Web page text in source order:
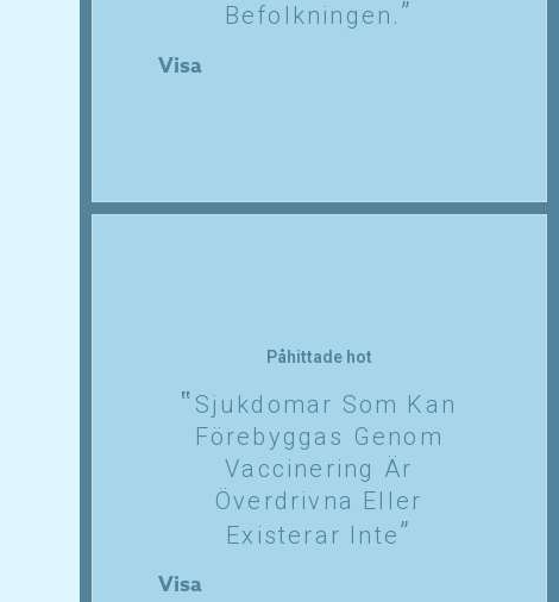
Befolkningen.
Visa
Påhittade hot
Sjukdomar Som Kan
Förebyggas Genom
Vaccinering Är
Överdrivna Eller
Existerar Inte
Visa